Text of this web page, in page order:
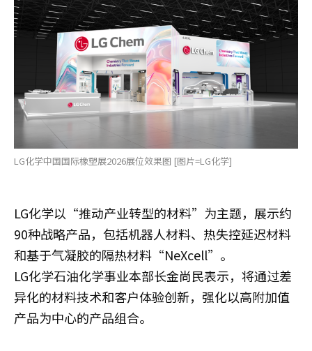
LG化学中国国际橡塑展2026展位效果图 [图片=LG化学]
LG化学以“推动产业转型的材料”为主题，展示约
90种战略产品，包括机器人材料、热失控延迟材料
和基于气凝胶的隔热材料“NeXcell”。
LG化学石油化学事业本部长金尚民表示，将通过差
异化的材料技术和客户体验创新，强化以高附加值
产品为中心的产品组合。